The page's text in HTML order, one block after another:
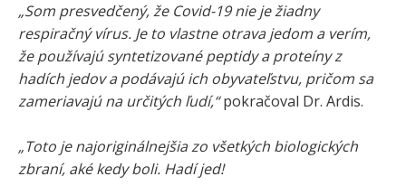
„Som presvedčený, že Covid-19 nie je žiadny
respiračný vírus. Je to vlastne otrava jedom a verím,
že používajú syntetizované peptidy a proteíny z
hadích jedov a podávajú ich obyvateľstvu, pričom sa
zameriavajú na určitých ľudí,“pokračoval Dr. Ardis.
„Toto je najoriginálnejšia zo všetkých biologických
zbraní, aké kedy boli. Hadí jed!